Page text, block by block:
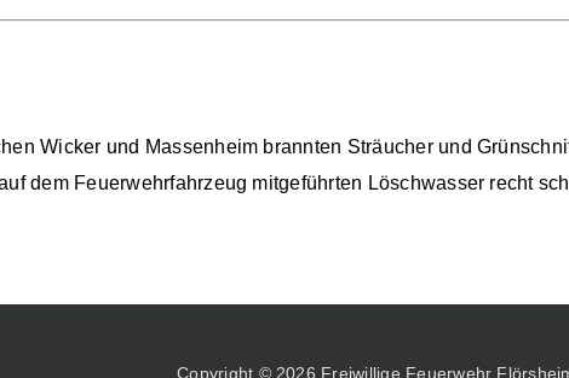
Wicker und Massenheim brannten Sträucher und
dem Feuerwehrfahrzeug mitgeführten Löschwasser recht
Copyright © 2026 Freiwillige Feuerwehr